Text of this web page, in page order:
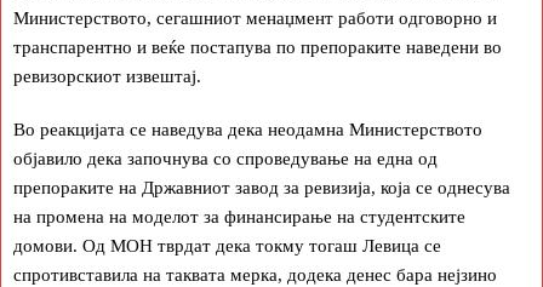
Министерството, сегашниот менаџмент работи одговорно и
транспарентно и веќе постапува по препораките наведени во
ревизорскиот извештај.
Во реакцијата се наведува дека неодамна Министерството
објавило дека започнува со спроведување на една од
препораките на Државниот завод за ревизија, која се однесува
на промена на моделот за финансирање на студентските
домови. Од МОН тврдат дека токму тогаш Левица се
спротивставила на таквата мерка, додека денес бара нејзино